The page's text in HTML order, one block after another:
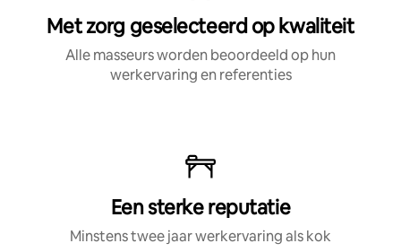
Met zorg geselecteerd op kwaliteit
Alle masseurs worden beoordeeld op hun
werkervaring en referenties
Een sterke reputatie
Minstens twee jaar werkervaring als kok